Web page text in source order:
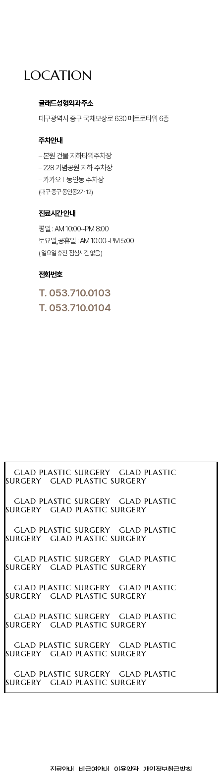
LOCATION
글래드성형외과 주소
대구광역시 중구 국채보상로 630 메트로타워 6층
주차안내
– 본원 건물 지하타워주차장
– 228 기념공원 지하 주차장
– 카카오T 동인동 주차장
(대구 중구 동인동2가 12)
진료시간 안내
평일 : AM 10:00~PM 8:00
토요일,공휴일 : AM 10:00~PM 5:00
( 일요일 휴진. 점심시간 없음 )
전화번호
T. 053.710.0103
T. 053.710.0104
GLAD PLASTIC SURGERY GLAD PLASTIC
SURGERY GLAD PLASTIC SURGERY
GLAD PLASTIC SURGERY GLAD PLASTIC
SURGERY GLAD PLASTIC SURGERY
GLAD PLASTIC SURGERY GLAD PLASTIC
SURGERY GLAD PLASTIC SURGERY
GLAD PLASTIC SURGERY GLAD PLASTIC
SURGERY GLAD PLASTIC SURGERY
GLAD PLASTIC SURGERY GLAD PLASTIC
SURGERY GLAD PLASTIC SURGERY
GLAD PLASTIC SURGERY GLAD PLASTIC
SURGERY GLAD PLASTIC SURGERY
GLAD PLASTIC SURGERY GLAD PLASTIC
SURGERY GLAD PLASTIC SURGERY
GLAD PLASTIC SURGERY GLAD PLASTIC
SURGERY GLAD PLASTIC SURGERY